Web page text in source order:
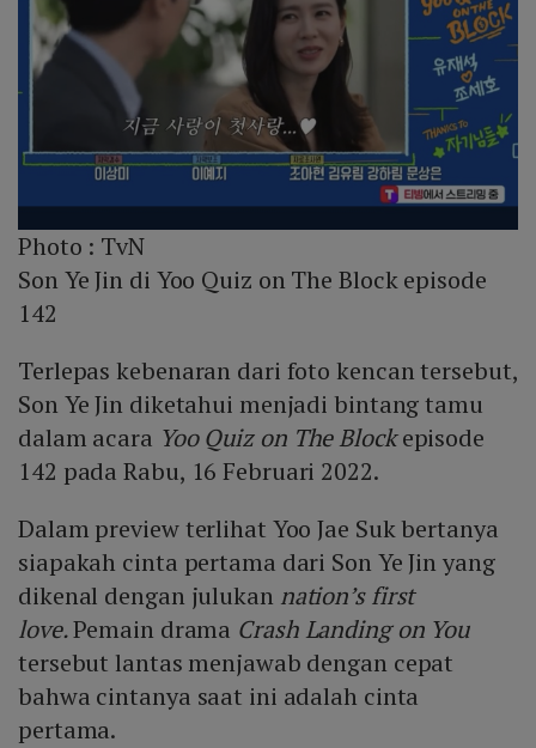
Photo : TvN
Son Ye Jin di Yoo Quiz on The Block episode
142
Terlepas kebenaran dari foto kencan tersebut,
Son Ye Jin diketahui menjadi bintang tamu
dalam acara Yoo Quiz on The Blockepisode
142 pada Rabu, 16 Februari 2022.
Dalam preview terlihat Yoo Jae Suk bertanya
siapakah cinta pertama dari Son Ye Jin yang
dikenal dengan julukan nation’s first
love.Pemain drama Crash Landing on You
tersebut lantas menjawab dengan cepat
bahwa cintanya saat ini adalah cinta
pertama.